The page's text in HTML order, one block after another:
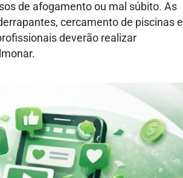
de afogamento ou mal súbito. As
cercamento de piscinas e
deverão realizar